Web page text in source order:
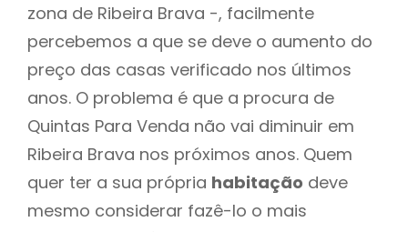
zona de Ribeira Brava -, facilmente
percebemos a que se deve o aumento do
preço das casas verificado nos últimos
anos. O problema é que a procura de
Quintas Para Venda não vai diminuir em
Ribeira Brava nos próximos anos. Quem
quer ter a sua própria habitação deve
mesmo considerar fazê-lo o mais